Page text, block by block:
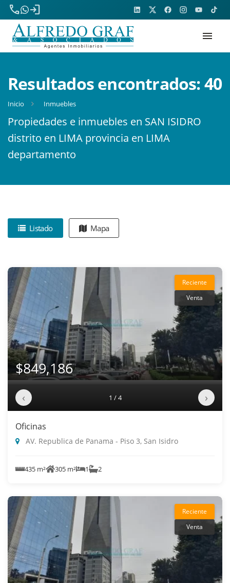
phone
login
menu
Resultados encontrados:40
Inicio Inmuebles
Propiedades e inmuebles en SAN ISIDRO
distrito en LIMA provincia en LIMA
departamento
Listado Mapa
Reciente
Venta
$849,186
‹ 1 / 4 ›
Oficinas
AV. Republica de Panama - Piso 3, San Isidro
435 m² 305 m² 1 2
Reciente
Venta